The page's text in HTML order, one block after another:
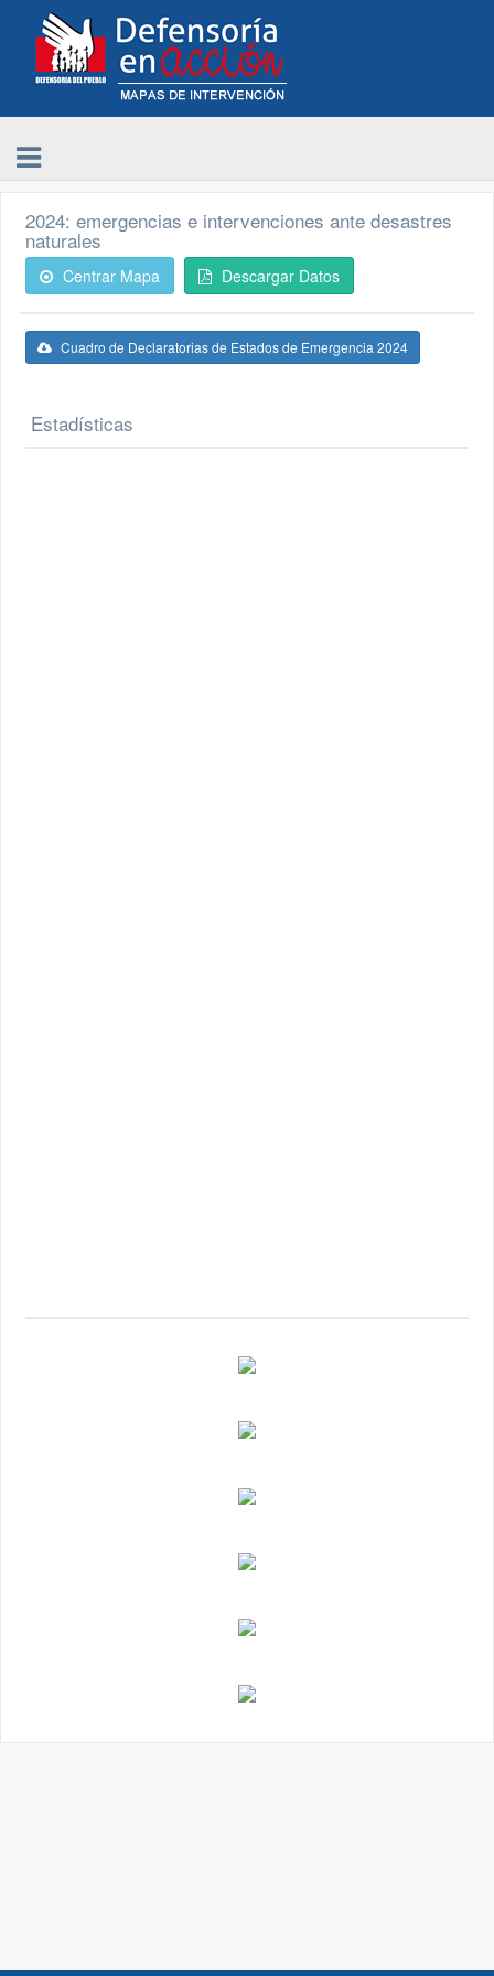
2024: emergencias e intervenciones ante desastres
naturales
Centrar Mapa Descargar Datos
Cuadro de Declaratorias de Estados de Emergencia 2024
Estadísticas